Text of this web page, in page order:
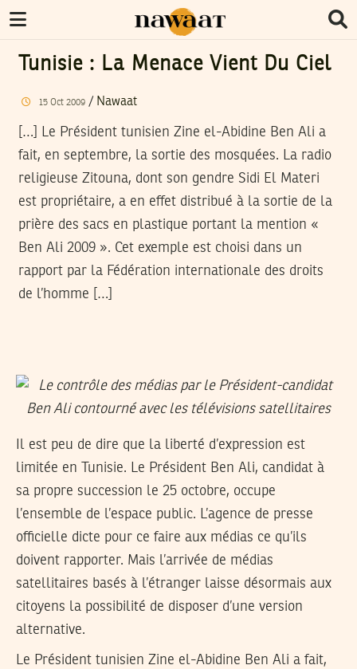
Tunisie : La Menace Vient Du Ciel
15 Oct 2009/ Nawaat
[…] Le Président tunisien Zine el-Abidine Ben Ali a
fait, en septembre, la sortie des mosquées. La radio
religieuse Zitouna, dont son gendre Sidi El Materi
est propriétaire, a en effet distribué à la sortie de la
prière des sacs en plastique portant la mention «
Ben Ali 2009 ». Cet exemple est choisi dans un
rapport par la Fédération internationale des droits
de l’homme […]
Il est peu de dire que la liberté d’expression est
limitée en Tunisie. Le Président Ben Ali, candidat à
sa propre succession le 25 octobre, occupe
l’ensemble de l’espace public. L’agence de presse
officielle dicte pour ce faire aux médias ce qu’ils
doivent rapporter. Mais l’arrivée de médias
satellitaires basés à l’étranger laisse désormais aux
citoyens la possibilité de disposer d’une version
alternative.
Le Président tunisien Zine el-Abidine Ben Ali a fait,